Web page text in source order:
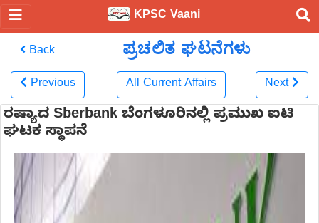
KPSC Vaani
Back ಪ್ರಚಲಿತ ಘಟನೆಗಳು
Previous All Current Affairs Next
ರಷ್ಯಾದ Sberbank ಬೆಂಗಳೂರಿನಲ್ಲಿ ಪ್ರಮುಖ ಐಟಿ
ಘಟಕ ಸ್ಥಾಪನೆ